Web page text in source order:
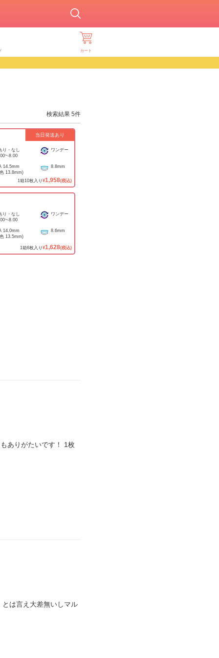
カート
検索結果 5件
当日発送あり
り・なし
~-8.00
ワンデー
14.5mm
13.8mm)
8.8mm
1箱10枚入り ¥1,958(税込)
り・なし
~-8.00
ワンデー
14.0mm
13.5mm)
8.6mm
1箱6枚入り ¥1,628(税込)
ありがたいです！ 1枚
は言え大差無いしマル